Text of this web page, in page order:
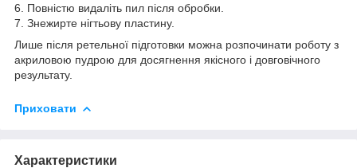
6. Повністю видаліть пил після обробки.
7. Знежирте нігтьову пластину.
Лише після ретельної підготовки можна розпочинати роботу з
акриловою пудрою для досягнення якісного і довговічного
результату.
Приховати
Характеристики